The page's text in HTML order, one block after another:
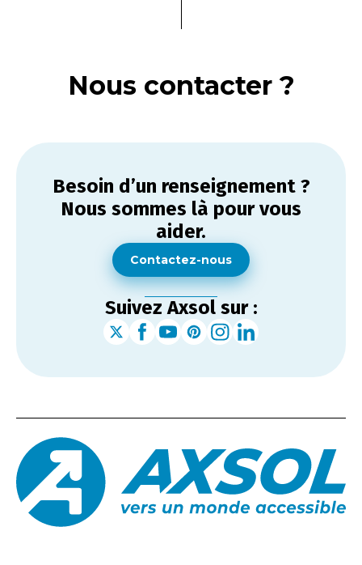
Nous contacter ?
Besoin d’un renseignement ?
Nous sommes là pour vous
aider.
Contactez-nous
Suivez Axsol sur :